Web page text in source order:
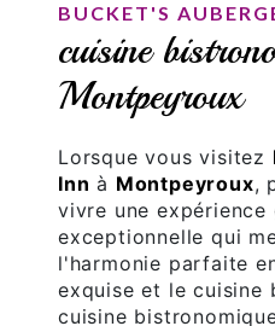
BUCKET'S
cuisine
Montpeyroux
Lorsque vous visitez
Inn à Montpeyroux,
vivre une expérience
exceptionnelle qui
l'harmonie parfaite
exquise et le cuisine
cuisine